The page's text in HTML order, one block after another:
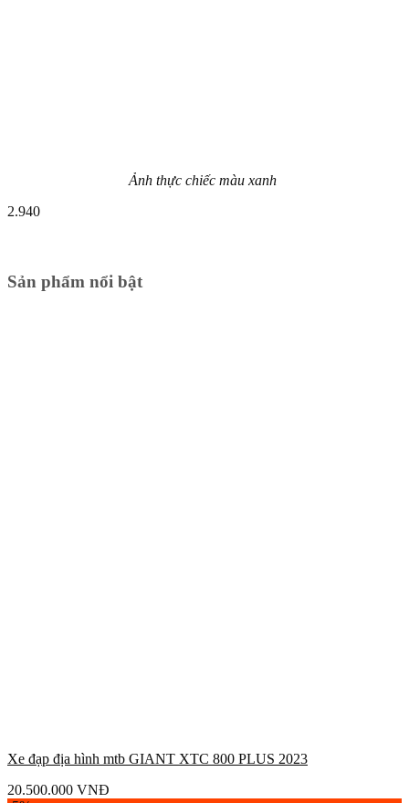
Ảnh thực chiếc màu xanh
2.940
Sản phẩm nổi bật
Xe đạp địa hình mtb GIANT XTC 800 PLUS 2023
20.500.000 VNĐ